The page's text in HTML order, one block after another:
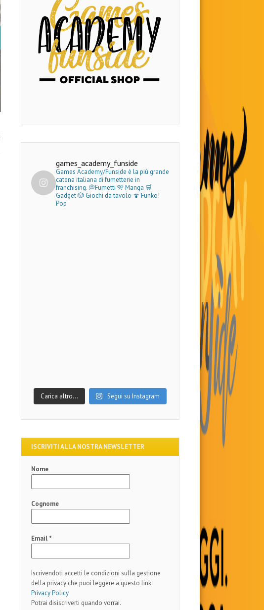
games_academy_funside
Games Academy/Funside è la più grande
catena italiana di fumetterie in
franchising.💭Fumetti 🎌 Manga 🛒
Gadget🎲 Giochi da tavolo 🍄 Funko!
Pop
Carica altro… Segui su Instagram
ISCRIVITI ALLA NOSTRA NEWSLETTER
Nome
Cognome
Email *
Iscrivendoti accetti le condizioni sulla gestione
della privacy che puoi leggere a questo link:
Privacy Policy
Potrai disiscriverti quando vorrai.